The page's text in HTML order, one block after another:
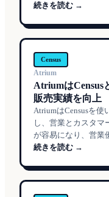
続きを読む →
Census
Atrium
AtriumはCensus
販売実績を向上
AtriumはCensusを使
し、営業とカスタマ
が容易になり、営業
続きを読む →